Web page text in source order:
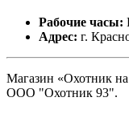
Рабочие часы:
Адрес: г.
Магазин «Охотник
ООО "Охотник 93".